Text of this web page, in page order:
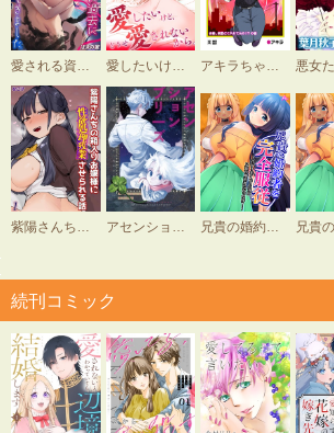
紫陽さんちの箱入りお嬢様に性欲処理残業させられる話 アセンションプリーズ 兄貴の婚約者を完全服従 ～昔ヤリまくってた女が兄貴の婚約者になった件！～
続刊コミック